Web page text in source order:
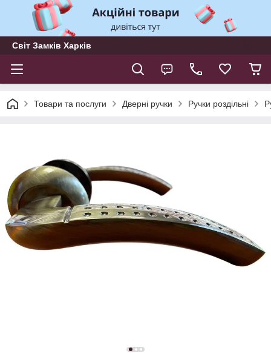
Світ Замків Харків
Товари та послуги Дверні ручки Ручки роздільні